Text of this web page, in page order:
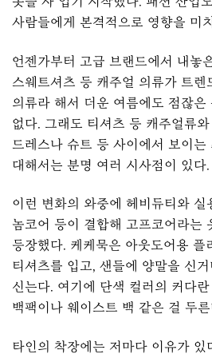
사람들에게 본격적으로 영향을 미
언젠가부터 고급 브랜드에서 내놓
스웨트셔츠 등 캐주얼 의류가 트렌
의류라 해서 더운 여름에도 점잖은
없다. 그래도 티셔츠 등 캐주얼류
드레스나 슈트 등 사이에서 보이는
대해서는 분명 여러 시사점이 있다
이런 변화의 와중에 헤비듀티와
놈코어 등이 결합해 고프코어라는
등장했다. 케케묵은 아웃도어용 플
티셔츠를 입고, 샌들에 양말을 신
신는다. 여기에 단색 컬러의 커다
백팩이나 웨이스트 백 같은 걸 두
타인의 착장에는 저마다 이유가